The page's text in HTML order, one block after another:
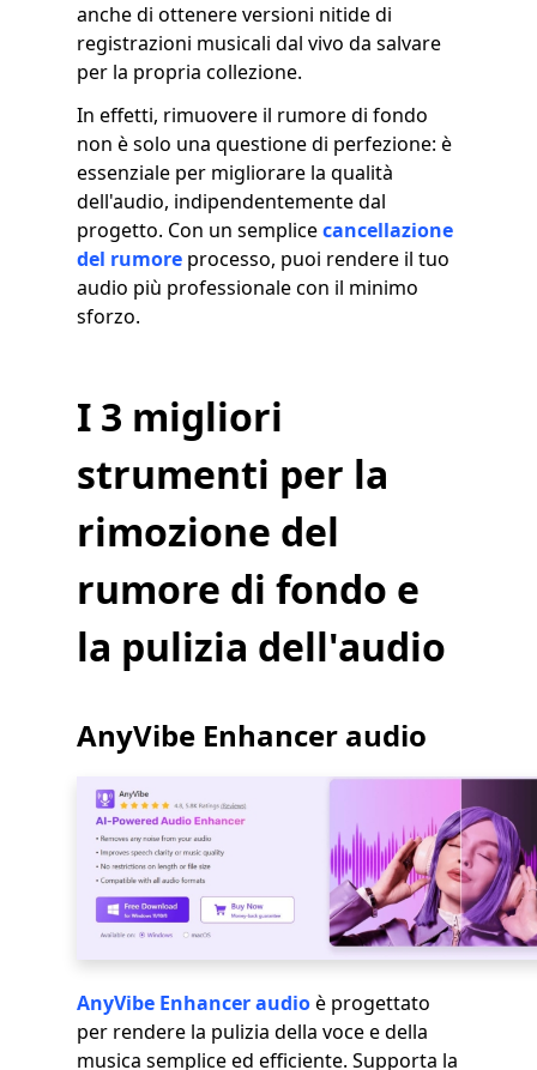
anche di ottenere versioni nitide di
registrazioni musicali dal vivo da salvare
per la propria collezione.
In effetti, rimuovere il rumore di fondo
non è solo una questione di perfezione: è
essenziale per migliorare la qualità
dell'audio, indipendentemente dal
progetto. Con un semplicecancellazione
del rumore processo, puoi rendere il tuo
audio più professionale con il minimo
sforzo.
I 3 migliori
strumenti per la
rimozione del
rumore di fondo e
la pulizia dell'audio
AnyVibe Enhancer audio
AnyVibe Enhancer audioè progettato
per rendere la pulizia della voce e della
musica semplice ed efficiente. Supporta la